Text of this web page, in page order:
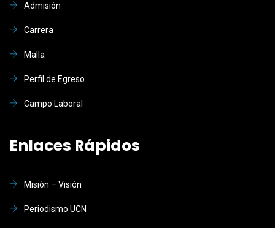
Admisión
Carrera
Malla
Perfil de Egreso
Campo Laboral
Enlaces Rápidos
Misión – Visión
Periodismo UCN